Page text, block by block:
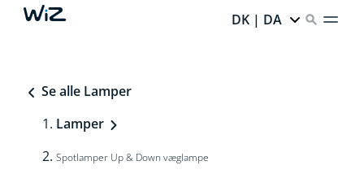
DK | DA
Se alle Lamper
Lamper
Spotlamper Up & Down væglampe